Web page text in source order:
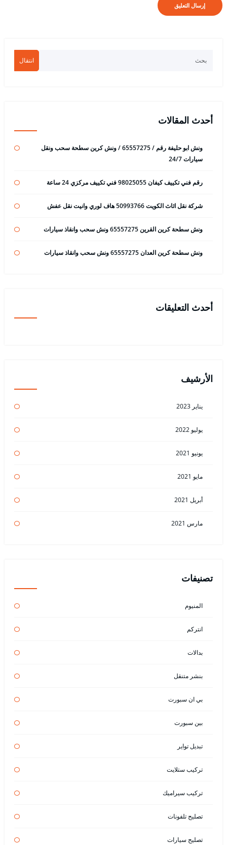
انتقال
أحدث المقالات
ونش ابو حليفة رقم / 65557275 / ونش كرين سطحة سحب ونقل
سيارات 24/7
رقم فني تكييف كيفان 98025055 فني تكييف مركزي 24 ساعة
شركة نقل اثاث الكويت 50993766 هاف لوري وانيت نقل عفش
ونش سطحة كرين القرين 65557275 ونش سحب وانقاذ سيارات
ونش سطحة كرين العدان 65557275 ونش سحب وانقاذ سيارات
أحدث التعليقات
الأرشيف
يناير 2023
يوليو 2022
يونيو 2021
مايو 2021
أبريل 2021
مارس 2021
تصنيفات
المنيوم
انتركم
بدالات
بنشر متنقل
بي ان سبورت
بين سبورت
تبديل تواير
تركيب ستلايت
تركيب سيراميك
تصليح تلفونات
تصليح سيارات